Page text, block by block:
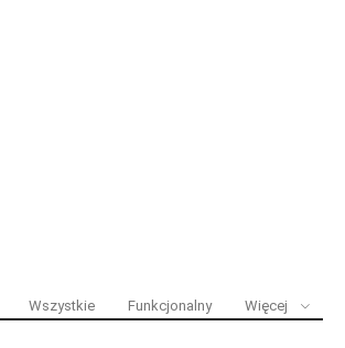
Wszystkie Funkcjonalny Więcej